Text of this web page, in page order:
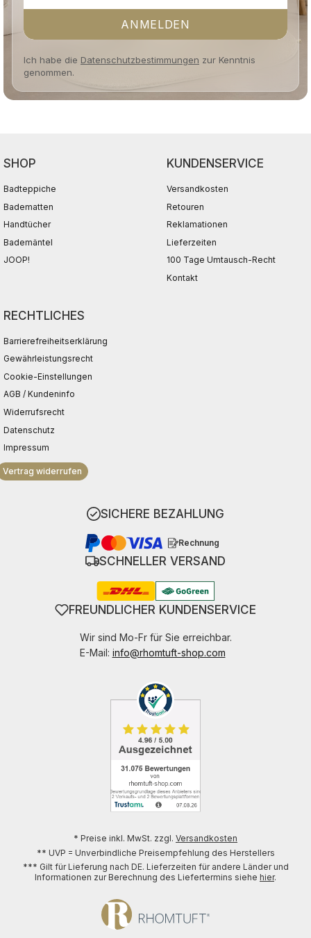
ANMELDEN
Ich habe die Datenschutzbestimmungen zur Kenntnis
genommen.
SHOP
Badteppiche
Badematten
Handtücher
Bademäntel
JOOP!
KUNDENSERVICE
Versandkosten
Retouren
Reklamationen
Lieferzeiten
100 Tage Umtausch-Recht
Kontakt
RECHTLICHES
Barrierefreiheitserklärung
Gewährleistungsrecht
Cookie-Einstellungen
AGB / Kundeninfo
Widerrufsrecht
Datenschutz
Impressum
Vertrag widerrufen
SICHERE BEZAHLUNG
Rechnung
SCHNELLER VERSAND
FREUNDLICHER KUNDENSERVICE
Wir sind Mo-Fr für Sie erreichbar.
E-Mail: info@rhomtuft-shop.com
* Preise inkl. MwSt. zzgl. Versandkosten
** UVP = Unverbindliche Preisempfehlung des Herstellers
*** Gilt für Lieferung nach DE. Lieferzeiten für andere Länder und
Informationen zur Berechnung des Liefertermins siehe hier.